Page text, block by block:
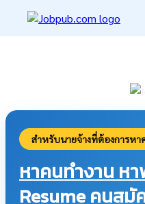
สำหรับนายจ้างที่ต้องการหา
หาคนทำงาน ห
Resume คนสมั